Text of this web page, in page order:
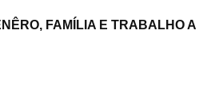
FAMÍLIA E TRABALHO A